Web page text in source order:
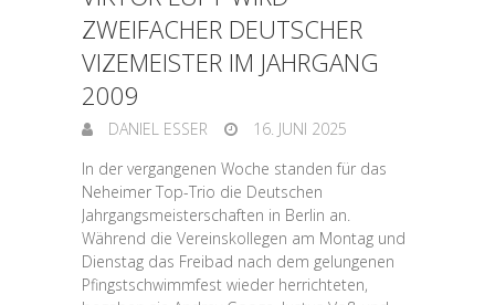
ZWEIFACHER DEUTSCHER
VIZEMEISTER IM JAHRGANG
2009
DANIEL ESSER
16. JUNI 2025
In der vergangenen Woche standen für das
Neheimer Top-Trio die Deutschen
Jahrgangsmeisterschaften in Berlin an.
Während die Vereinskollegen am Montag und
Dienstag das Freibad nach dem gelungenen
Pfingstschwimmfest wieder herrichteten,